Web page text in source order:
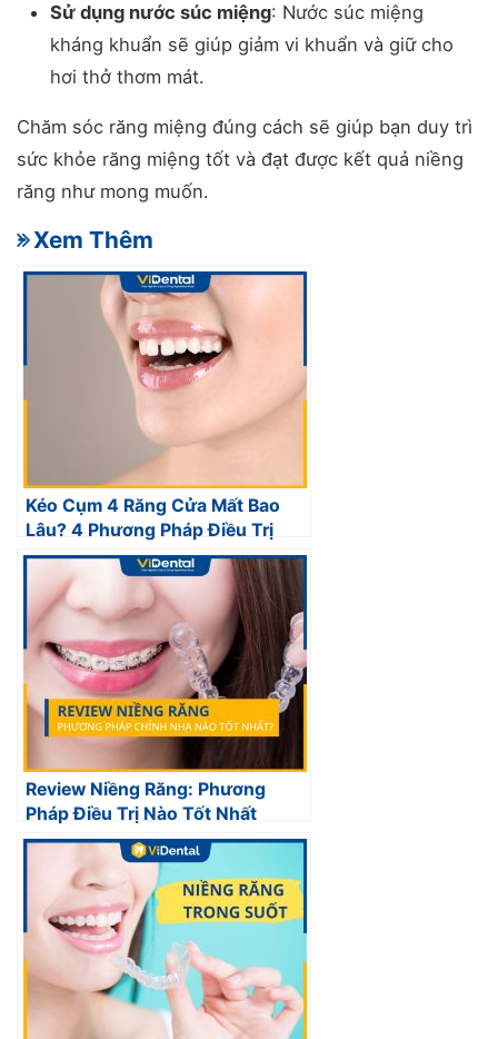
Sử dụng nước súc miệng: Nước súc miệng
kháng khuẩn sẽ giúp giảm vi khuẩn và giữ cho
hơi thở thơm mát.
Chăm sóc răng miệng đúng cách sẽ giúp bạn duy trì
sức khỏe răng miệng tốt và đạt được kết quả niềng
răng như mong muốn.
- Xem Thêm
Kéo Cụm 4 Răng Cửa Mất Bao
Lâu? 4 Phương Pháp Điều Trị
Review Niềng Răng: Phương
Pháp Điều Trị Nào Tốt Nhất